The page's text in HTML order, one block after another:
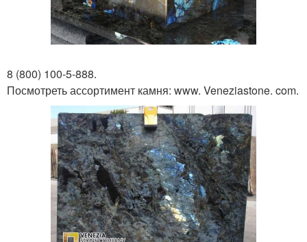
8 (800) 100-5-888.
Посмотреть ассортимент камня: www. Veneziastone. com.